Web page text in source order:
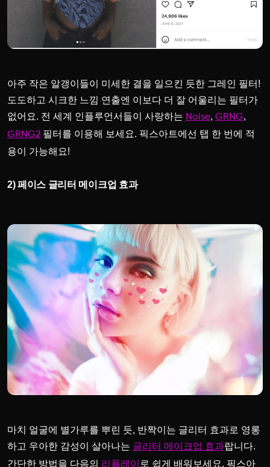
아주 작은 알갱이들이 미세한 결을 일으킨 듯한 그레인 필터!
도도하고 시크한 느낌 연출엔 이보다 더 잘 어울리는 필터가
없어요. 전 세계 인플루언서들이 사랑하는 Noise, GRNG,
GRNG2 필터를 이용해 보세요. 픽스아트에선 탭 한 번에 적
용이 가능해요!
2) 페이스 글리터 메이크업 효과
마치 얼굴에 별가루를 뿌린 듯, 반짝이는 글리터 효과로 영롱
하고 우아한 감성이 살아나는 글리터 메이크업 효과랍니다.
간단한 방법을 다음의 리플레이 로 쉽게 배워보세요. 픽스아